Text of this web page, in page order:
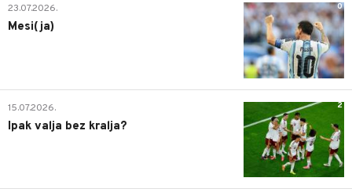
0
23.07.2026.
Mesi(ja)
2
15.07.2026.
Ipak valja bez kralja?